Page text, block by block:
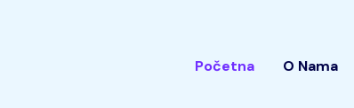
Početna O Nama